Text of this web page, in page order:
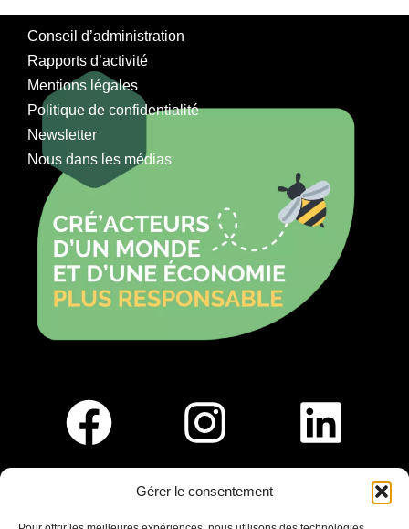
Gérer le consentement
Conseil d’administration
Rapports d’activité
Mentions légales
Politique de confidentialité
Newsletter
Nous dans les médias